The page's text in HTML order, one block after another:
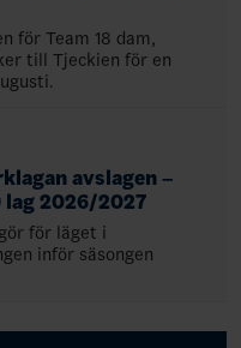
för Team 18 dam,
till Tjeckien för en
avslagen –
lag 2026/2027
för läget i
inför säsongen